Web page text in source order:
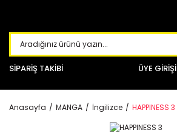
SİPARİŞ TAKİBİ ÜYE GİRİŞİ
Anasayfa MANGA İngilizce HAPPINESS 3